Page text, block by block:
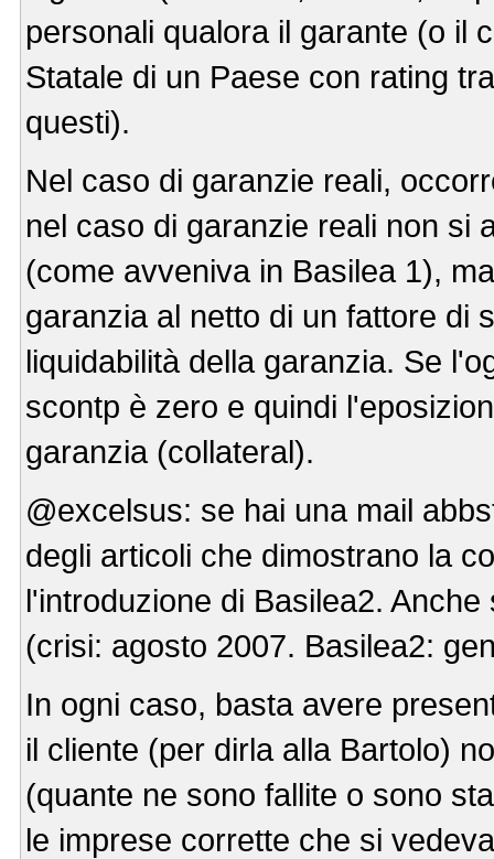
personali qualora il garante (o il
Statale di un Paese con rating
questi).
Nel caso di garanzie reali,
nel caso di garanzie reali non si
(come avveniva in Basilea 1),
garanzia al netto di un fattore di
liquidabilità della garanzia. Se
scontp è zero e quindi
garanzia (collateral).
@excelsus: se hai una mail
degli articoli che dimostrano la
l'introduzione di Basilea2.
(crisi: agosto 2007. Basilea2:
In ogni caso, basta avere
il cliente (per dirla alla Bartolo)
(quante ne sono fallite o sono
le imprese corrette che si